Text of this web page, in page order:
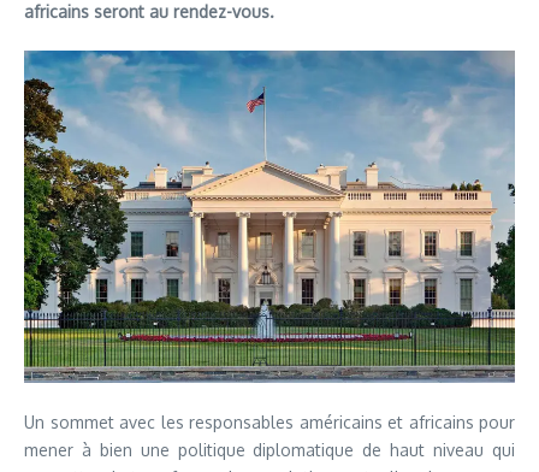
africains seront au rendez-vous.
Un sommet avec les responsables américains et africains pour
mener à bien une politique diplomatique de haut niveau qui